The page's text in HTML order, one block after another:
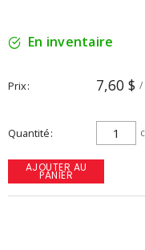
En inventaire
Prix 7,60 $ /
Quantité
AJOUTER AU
PANIER